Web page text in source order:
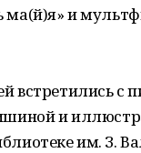
ма(й)я» и
встретились с
и
им. З.